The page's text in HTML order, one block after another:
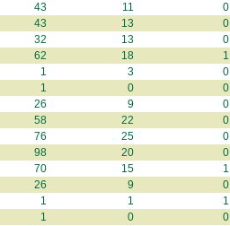
43 11 0
43 13 0
32 13 0
62 18 1
1 3 0
1 0 0
26 9 0
58 22 0
76 25 0
98 20 0
70 15 1
26 9 0
1 1 1
1 0 0